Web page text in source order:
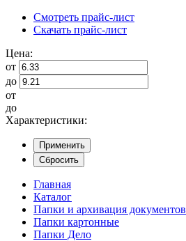
Смотреть прайс-лист
Скачать прайс-лист
Цена:
от
до
от
до
Характеристики:
Применить
Сбросить
Главная
Каталог
Папки и архивация документов
Папки картонные
Папки Дело